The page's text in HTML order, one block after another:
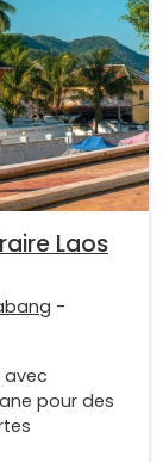
Laos
-
avec
pour des